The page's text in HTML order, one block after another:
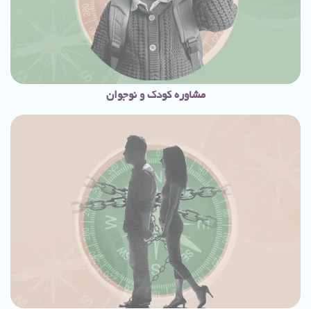
مشاوره کودک و نوجوان